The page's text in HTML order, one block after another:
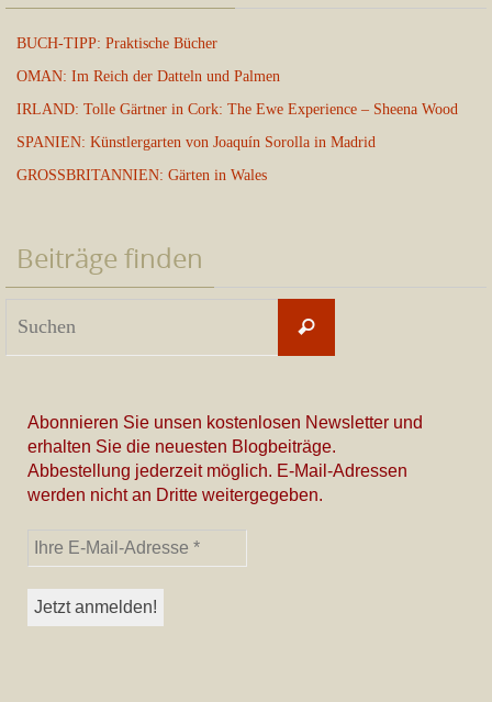
BUCH-TIPP: Praktische Bücher
OMAN: Im Reich der Datteln und Palmen
IRLAND: Tolle Gärtner in Cork: The Ewe Experience – Sheena Wood
SPANIEN: Künstlergarten von Joaquín Sorolla in Madrid
GROSSBRITANNIEN: Gärten in Wales
Beiträge finden
Suchen
Abonnieren Sie unsen kostenlosen Newsletter und
erhalten Sie die neuesten Blogbeiträge.
Abbestellung jederzeit möglich. E-Mail-Adressen
werden nicht an Dritte weitergegeben.